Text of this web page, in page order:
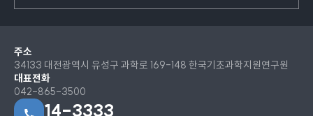
주소
34133 대전광역시 유성구 과학로 169-148 한국기초과학지원연구원
대표전화
042-865-3500
14-3333